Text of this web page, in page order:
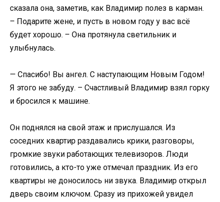
сказала она, заметив, как Владимир полез в карман.
– Подарите жене, и пусть в новом году у вас всё
будет хорошо. – Она протянула светильник и
улыбнулась.
— Спасибо! Вы ангел. С наступающим Новым Годом!
Я этого не забуду. – Счастливый Владимир взял горку
и бросился к машине.
Он поднялся на свой этаж и прислушался. Из
соседних квартир раздавались крики, разговоры,
громкие звуки работающих телевизоров. Люди
готовились, а кто-то уже отмечал праздник. Из его
квартиры не доносилось ни звука. Владимир открыл
дверь своим ключом. Сразу из прихожей увидел